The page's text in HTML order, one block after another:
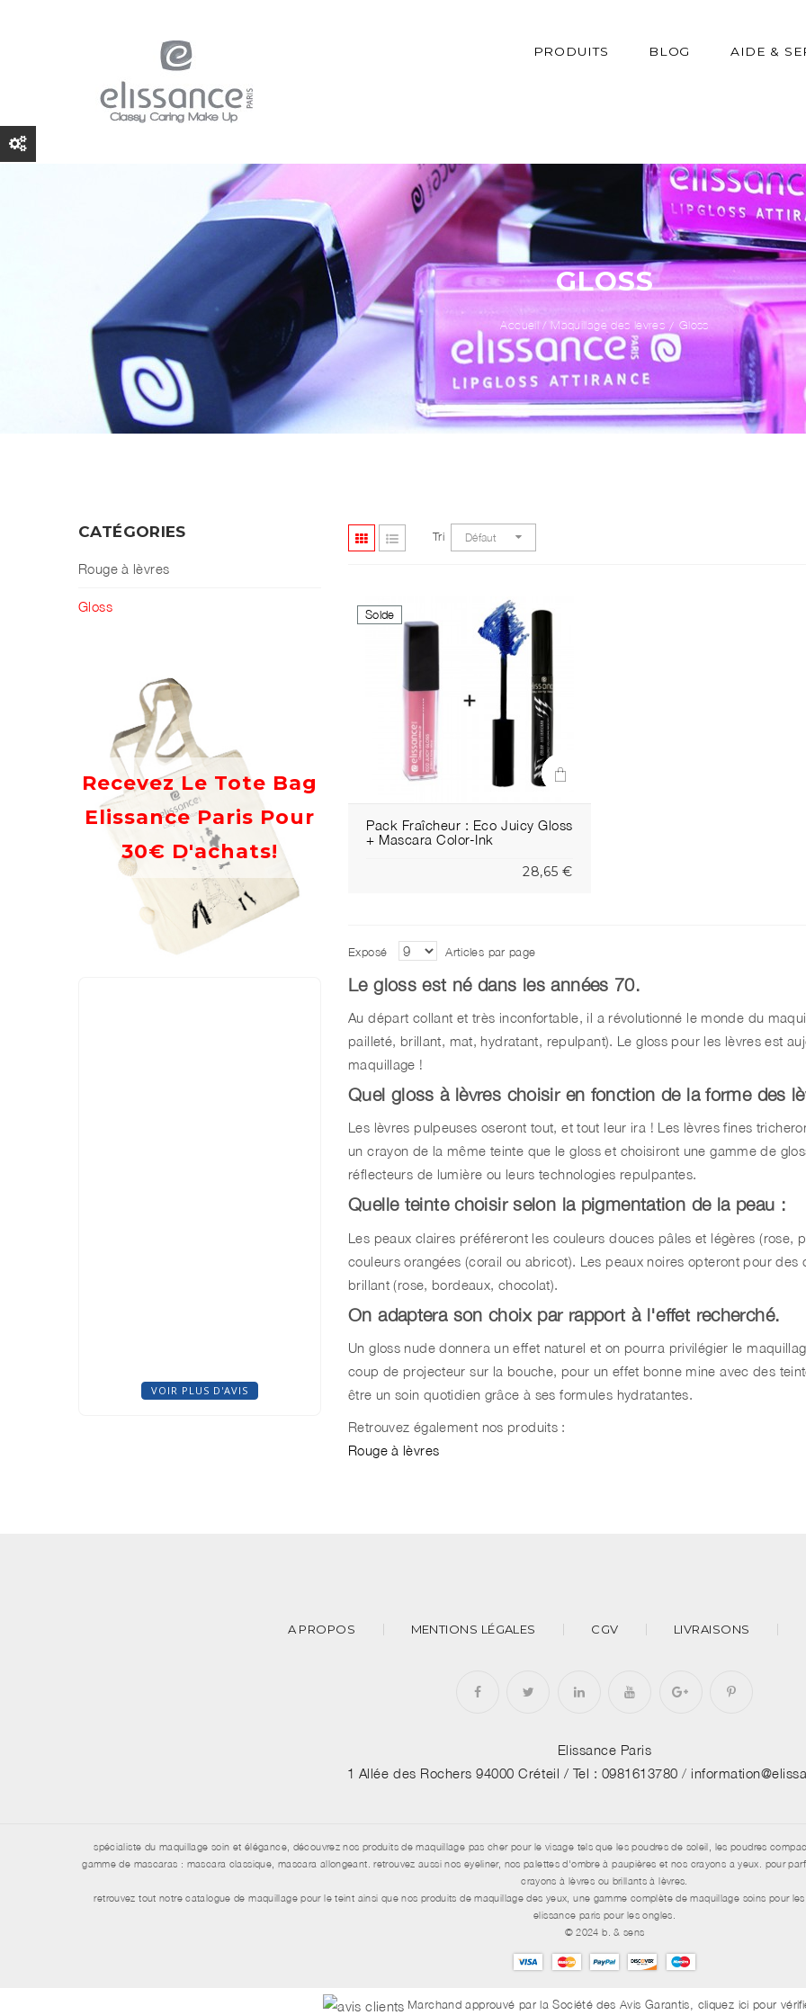
PRODUITS BLOG AIDE &
GLOSS
Accueil / Maquillage des lèvres Gloss
CATÉGORIES
Rouge à lèvres
Gloss
Recevez Le Tote Bag
Elissance Paris Pour
30€ D'achats!
VOIR PLUS D'AVIS
Tri Défaut
Solde
Pack Fraîcheur : Eco Juicy Gloss
+ Mascara Color-Ink
28,65 €
Exposé Articles par page
Le gloss est né dans les années 70.
Au départ collant et très inconfortable, il a révolutionné le monde du
pailleté, brillant, mat, hydratant, repulpant). Le gloss pour les lèvres est
maquillage !
Quel gloss à lèvres choisir en fonction de la forme des
Les lèvres pulpeuses oseront tout, et tout leur ira ! Les lèvres fines
un crayon de la même teinte que le gloss et choisiront une gamme de
réflecteurs de lumière ou leurs technologies repulpantes.
Quelle teinte choisir selon la pigmentation de la peau :
Les peaux claires préféreront les couleurs douces pâles et légères (rose,
couleurs orangées (corail ou abricot). Les peaux noires opteront pour
brillant (rose, bordeaux, chocolat).
On adaptera son choix par rapport à l'effet recherché.
Un gloss nude donnera un effet naturel et on pourra privilégier le
coup de projecteur sur la bouche, pour un effet bonne mine avec des
être un soin quotidien grâce à ses formules hydratantes.
Retrouvez également nos produits :
Rouge à lèvres
A PROPOS MENTIONS LÉGALES CGV LIVRAISONS
Elissance Paris
1 Allée des Rochers 94000 Créteil / Tel : 0981613780 /
spécialiste du maquillage soin et élégance, découvrez nos produits de maquillage pas cher pour le visage tels que les poudres de soleil, les poudres
gamme de mascaras : mascara classique, mascara allongeant. retrouvez aussi nos eyeliner, nos palettes d'ombre à paupières et nos crayons a yeux. pour
crayons à lèvres ou brillants à lèvres.
retrouvez tout notre catalogue de maquillage pour le teint ainsi que nos produits de maquillage des yeux, une gamme complète de maquillage soins pour
elissance paris pour les ongles.
© 2024 b. & sens
Marchand approuvé par la Société des Avis Garantis, cliquez ici pour